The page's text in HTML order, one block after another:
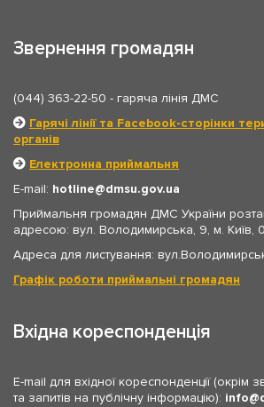
Звернення громадян
(044) 363-22-50 - гаряча лінія ДМС
Гарячі лінії та Facebook-сторінки
органів
Електронна приймальня
E-mail: hotline
dmsu.gov.ua
Приймальня громадян ДМС України
адресою: вул. Володимирська, 9, м. Київ,
Адреса для листування:
Графік роботи приймальні громадян
Вхідна кореспонденція
E-mail для вхідної кореспонденції (окрім
та запитів на публічну інформацію): info